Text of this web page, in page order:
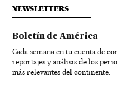
NEWSLETTERS
Boletín de América
Cada semana en tu cuenta de
reportajes y análisis de los
más relevantes del continente.